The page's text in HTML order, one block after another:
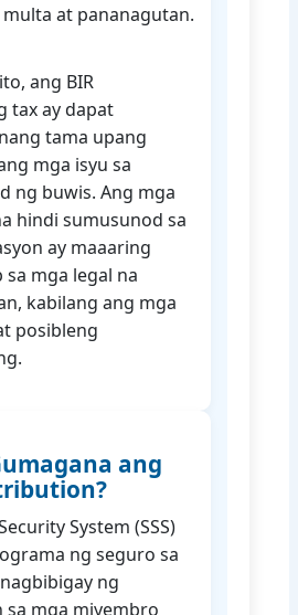
at pananagutan.
ang BIR
tax ay dapat
tama upang
mga isyu sa
ng buwis. Ang mga
hindi sumusunod sa
ay maaaring
mga legal na
kabilang ang mga
posibleng
ang
System (SSS)
ng seguro sa
ng
sa mga miyembro